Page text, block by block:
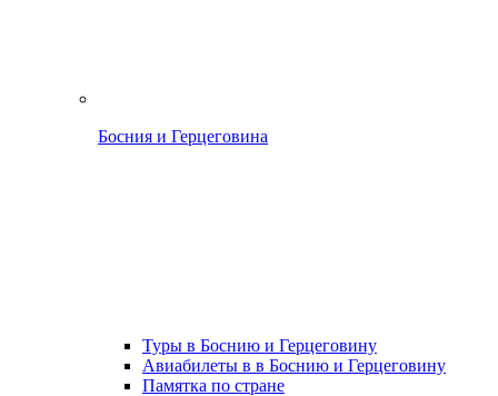
Босния и Герцеговина
Туры в Боснию и Герцеговину
Авиабилеты в в Боснию и Герцеговину
Памятка по стране